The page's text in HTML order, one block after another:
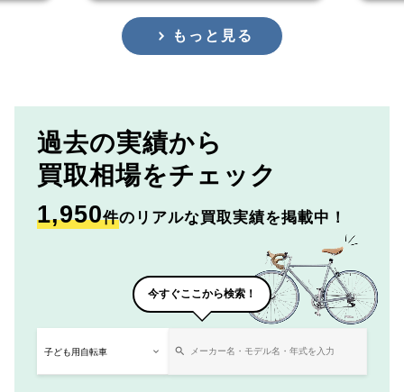
もっと見る
過去の実績から
買取相場をチェック
1,950件のリアルな買取実績を掲載中！
今すぐここから検索！